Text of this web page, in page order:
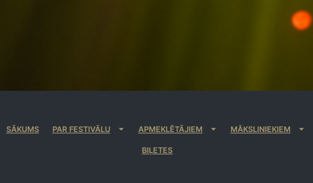
SĀKUMS PAR FESTIVĀLU APMEKLĒTĀJIEM MĀKSLINIEKIEM
BIĻETES